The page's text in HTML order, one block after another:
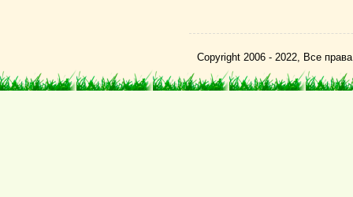
Copyright 2006 - 2022, Все